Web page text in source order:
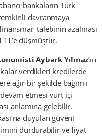
bankaların Türk
davranmaya
talebinin azalması
düşmüştür.
Ayberk Yılmaz’ın
verdikleri kredilerde
ağır bir şekilde bağımlı
etmesi yurt içi
anlamına gelebilir.
duyulan güveni
durdurabilir ve fiyat